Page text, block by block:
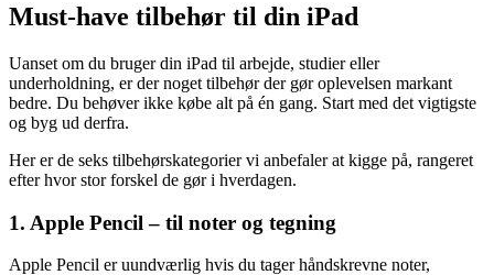
Must-have tilbehør til din iPad
Uanset om du bruger din iPad til arbejde, studier eller
underholdning, er der noget tilbehør der gør oplevelsen markant
bedre. Du behøver ikke købe alt på én gang. Start med det vigtigste
og byg ud derfra.
Her er de seks tilbehørskategorier vi anbefaler at kigge på, rangeret
efter hvor stor forskel de gør i hverdagen.
1. Apple Pencil – til noter og tegning
Apple Pencil er uundværlig hvis du tager håndskrevne noter,